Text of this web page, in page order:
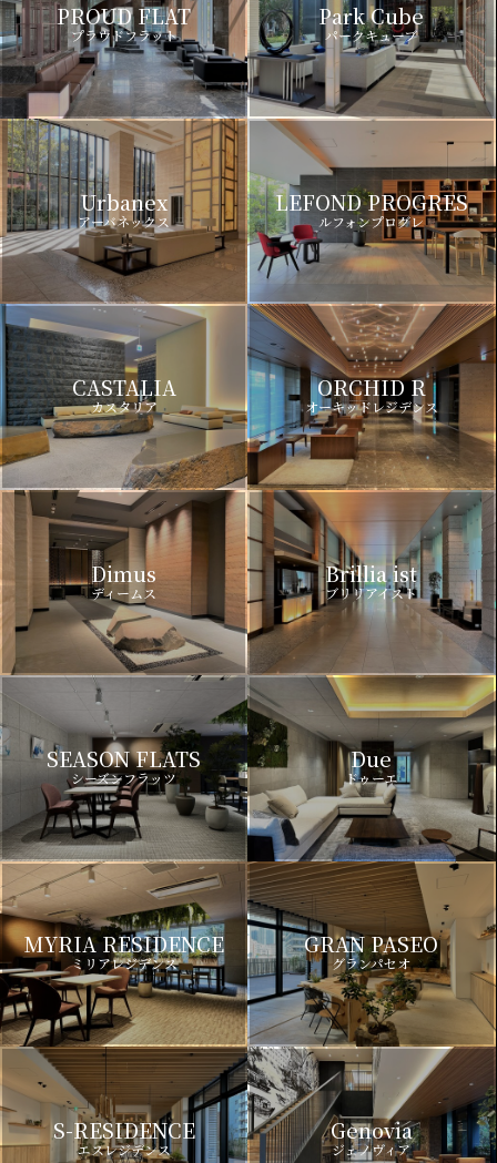
PROUD FLAT
プラウドフラット
Park Cube
パークキューブ
Urbanex
アーバネックス
LEFOND PROGRES
ルフォンプログレ
CASTALIA
カスタリア
ORCHID R
オーキッドレジデンス
Dimus
ディームス
Brillia ist
ブリリアイスト
SEASON FLATS
シーズンフラッツ
Due
ドゥーエ
MYRIA RESIDENCE
ミリアレジデンス
GRAN PASEO
グランパセオ
S-RESIDENCE
エスレジデンス
Genovia
ジェノヴィア